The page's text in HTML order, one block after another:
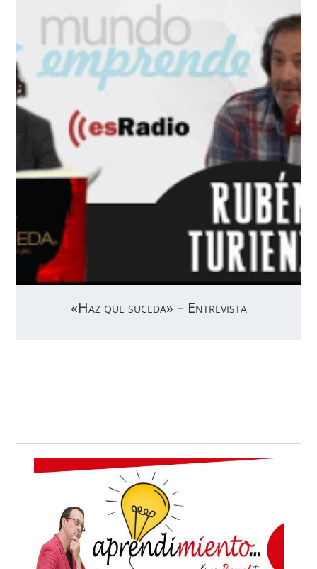
«Haz que suceda» – Entrevista